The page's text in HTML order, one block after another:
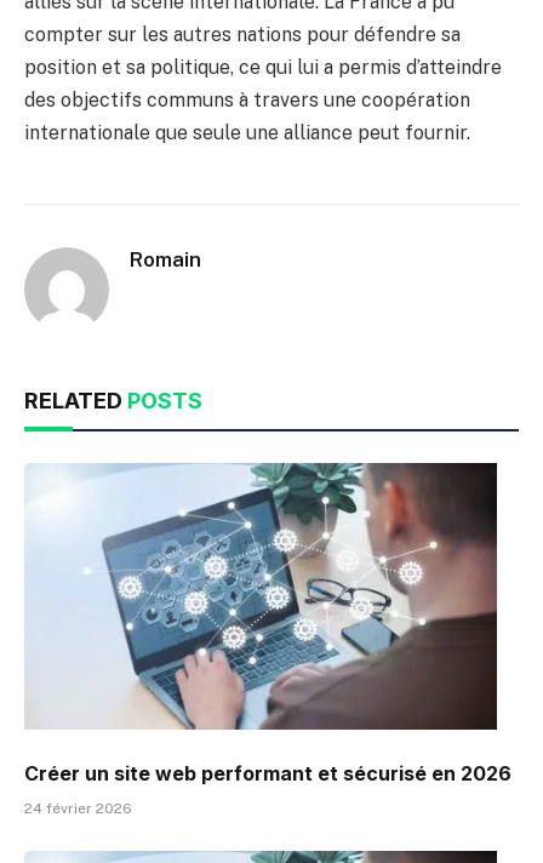
compter sur les autres nations pour défendre sa
position et sa politique, ce qui lui a permis d’atteindre
des objectifs communs à travers une coopération
internationale que seule une alliance peut fournir.
Romain
RELATED POSTS
Créer un site web performant et sécurisé en 2026
24 février 2026